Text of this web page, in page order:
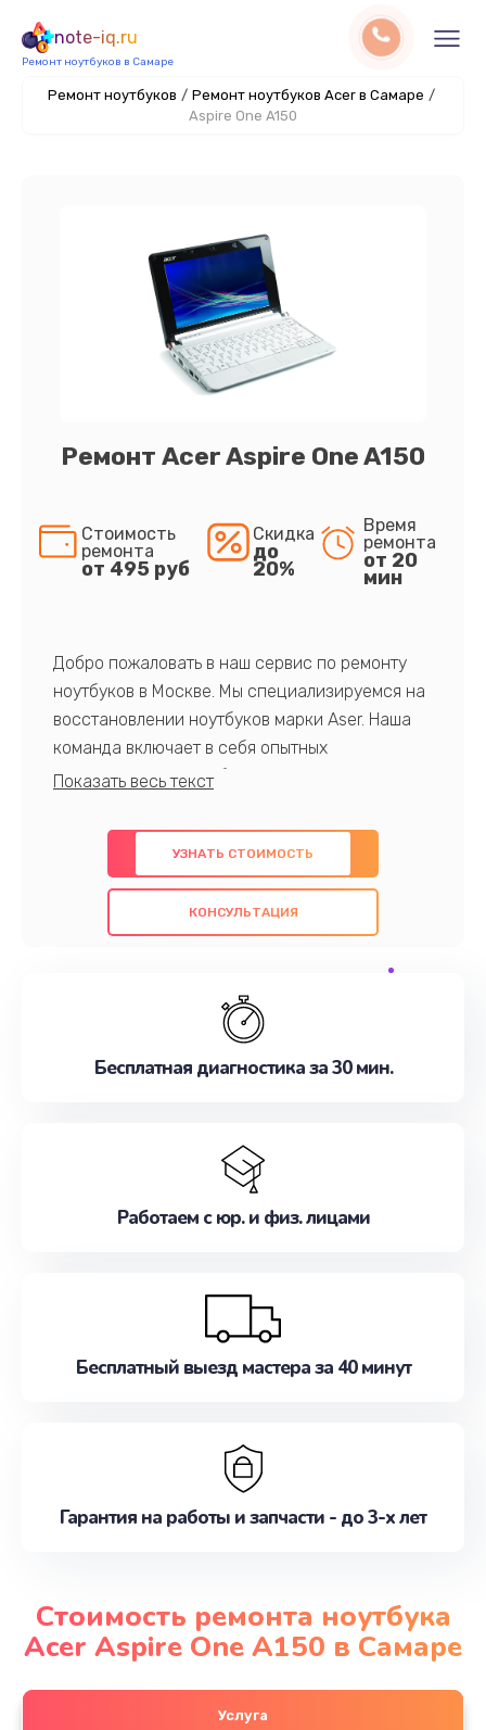
note-iq.ru
Ремонт ноутбуков в Самаре
Ремонт ноутбуков / Ремонт ноутбуков Acer в Самаре /
Aspire One A150
Ремонт Acer Aspire One A150
Стоимость
ремонта
от 495 руб
Скидка
до
20%
Время
ремонта
от 20
мин
Добро пожаловать в наш сервис по ремонту
ноутбуков в Москве. Мы специализируемся на
восстановлении ноутбуков марки Aser. Наша
команда включает в себя опытных
профессионалов с обширными знаниями и
предлагаем быстрый и качественный ремонт с
использованием оригинальных компонентов, а
также гарантируем качество всех
проведенных работ. Наша цель - предоставить
обслуживание, удовлетворяя их потребности
наилучшим образом. Не медлите записаться на
УЗНАТЬ СТОИМОСТЬ
КОНСУЛЬТАЦИЯ
Бесплатная диагностика за 30 мин.
Работаем с юр. и физ. лицами
Бесплатный выезд мастера за 40 минут
Гарантия на работы и запчасти - до 3-х лет
Стоимость ремонта ноутбука
Acer Aspire One A150 в Самаре
Услуга